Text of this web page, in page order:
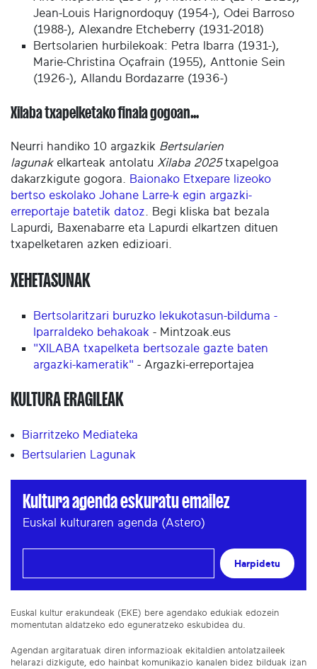
Jean-Louis Harignordoquy (1954-), Odei Barroso
(1988-), Alexandre Etcheberry (1931-2018)
Bertsolarien hurbilekoak: Petra Ibarra (1931-),
Marie-Christina Oçafrain (1955), Anttonie Sein
(1926-), Allandu Bordazarre (1936-)
Xilaba txapelketako finala gogoan…
Neurri handiko 10 argazkik Bertsularien
lagunakelkarteak antolatu Xilaba 2025txapelgoa
dakarzkigute gogora.
Baionako Etxepare lizeoko
bertso eskolako Johane Larre-k egin argazki-
erreportaje batetik datoz . Begi kliska bat bezala
Lapurdi, Baxenabarre eta Lapurdi elkartzen dituen
txapelketaren azken edizioari.
XEHETASUNAK
Bertsolaritzari buruzko lekukotasun-bilduma -
Iparraldeko behakoak - Mintzoak.eus
"XILABA txapelketa bertsozale gazte baten
argazki-kameratik" - Argazki-erreportajea
KULTURA ERAGILEAK
Biarritzeko Mediateka
Bertsularien Lagunak
Kultura agenda eskuratu emailez
Euskal kulturaren agenda (Astero)
Harpidetu
Euskal kultur erakundeak (EKE) bere agendako edukiak edozein
momentutan aldatzeko edo eguneratzeko eskubidea du.
Agendan argitaratuak diren informazioak ekitaldien antolatzaileek
helarazi dizkigute, edo hainbat komunikazio kanalen bidez bilduak izan